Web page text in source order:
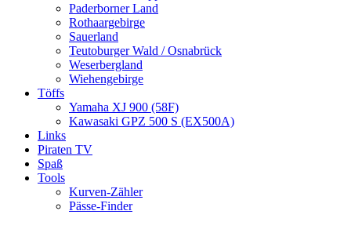
Paderborner Land
Rothaargebirge
Sauerland
Teutoburger Wald / Osnabrück
Weserbergland
Wiehengebirge
Töffs
Yamaha XJ 900 (58F)
Kawasaki GPZ 500 S (EX500A)
Links
Piraten TV
Spaß
Tools
Kurven-Zähler
Pässe-Finder